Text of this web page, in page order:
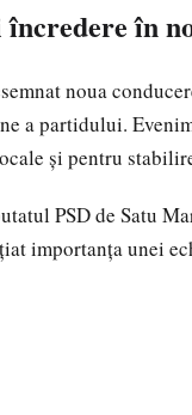
încredere în
noua
a partidului.
și pentru
PSD de Satu
importanța unei